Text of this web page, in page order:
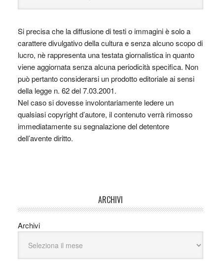
Si precisa che la diffusione di testi o immagini è solo a
carattere divulgativo della cultura e senza alcuno scopo di
lucro, nè rappresenta una testata giornalistica in quanto
viene aggiornata senza alcuna periodicità specifica. Non
può pertanto considerarsi un prodotto editoriale ai sensi
della legge n. 62 del 7.03.2001.
Nel caso si dovesse involontariamente ledere un
qualsiasi copyright d’autore, il contenuto verrà rimosso
immediatamente su segnalazione del detentore
dell’avente diritto.
ARCHIVI
Archivi